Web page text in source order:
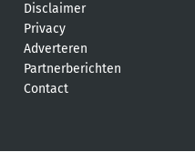
Disclaimer
Privacy
Adverteren
Partnerberichten
Contact